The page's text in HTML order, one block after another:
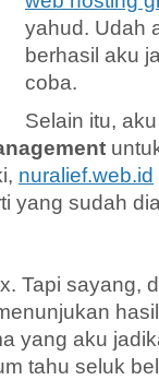
yahud. Udah
berhasil aku
coba.
Selain itu,
nuralief.web.id
yang sudah
Tapi sayang,
yang aku
tahu seluk